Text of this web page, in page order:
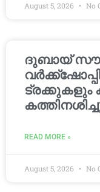
August 5, 2026 No
ദുബായ്
ട്രക്കുകളും
READ MORE »
August 5, 2026 No